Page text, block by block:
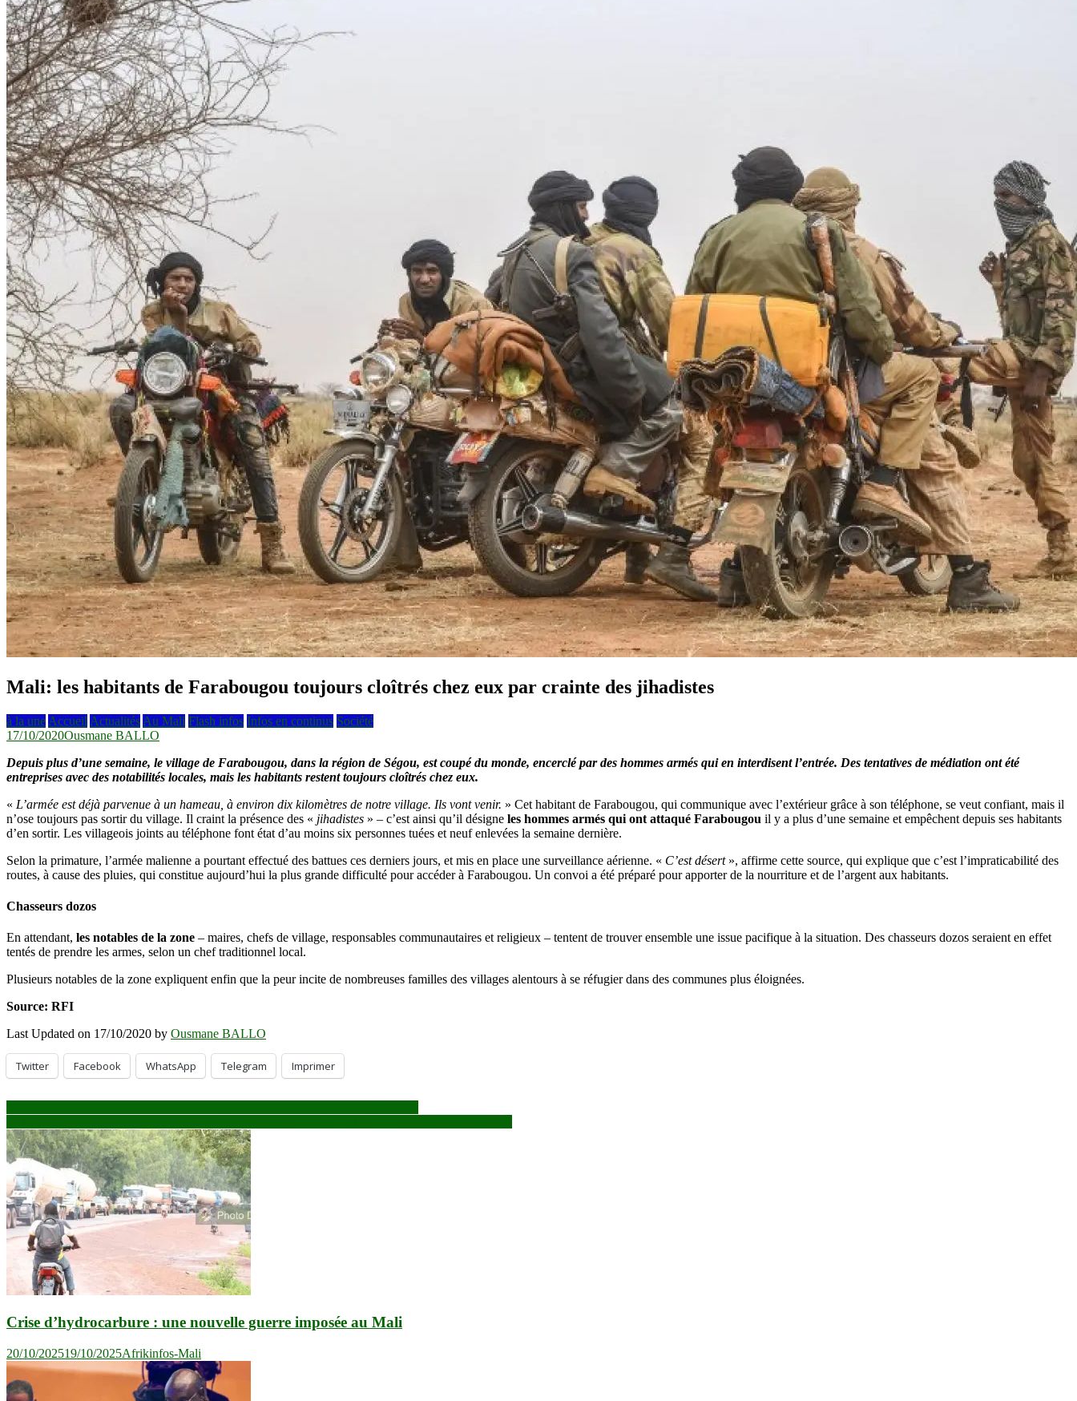
Mali: les habitants de Farabougou toujours cloîtrés chez eux par crainte des jihadistes
à la une Accueil Actualités Au Mali Flash infos Infos en continus Société
17/10/2020Ousmane BALLO
Depuis plus d’une semaine, le village de Farabougou, dans la région de Ségou, est coupé du monde, encerclé par des hommes armés qui en interdisent l’entrée. Des tentatives de médiation ont été
entreprises avec des notabilités locales, mais les habitants restent toujours cloîtrés chez eux.
« L’armée est déjà parvenue à un hameau, à environ dix kilomètres de notre village. Ils vont venir. » Cet habitant de Farabougou, qui communique avec l’extérieur grâce à son téléphone, se veut confiant, mais il
n’ose toujours pas sortir du village. Il craint la présence des « jihadistes » – c’est ainsi qu’il désigne les hommes armés qui ont attaqué Farabougou il y a plus d’une semaine et empêchent depuis ses habitants
d’en sortir. Les villageois joints au téléphone font état d’au moins six personnes tuées et neuf enlevées la semaine dernière.
Selon la primature, l’armée malienne a pourtant effectué des battues ces derniers jours, et mis en place une surveillance aérienne. « C’est désert», affirme cette source, qui explique que c’est l’impraticabilité des
routes, à cause des pluies, qui constitue aujourd’hui la plus grande difficulté pour accéder à Farabougou. Un convoi a été préparé pour apporter de la nourriture et de l’argent aux habitants.
Chasseurs dozos
En attendant, les notables de la zone – maires, chefs de village, responsables communautaires et religieux – tentent de trouver ensemble une issue pacifique à la situation. Des chasseurs dozos seraient en effet
tentés de prendre les armes, selon un chef traditionnel local.
Plusieurs notables de la zone expliquent enfin que la peur incite de nombreuses familles des villages alentours à se réfugier dans des communes plus éloignées.
Source: RFI
Last Updated on 17/10/2020 by Ousmane BALLO
Twitter Facebook WhatsApp Telegram Imprimer
Navigation
de
l’article
Crise d’hydrocarbure : une nouvelle guerre imposée au Mali
20/10/202519/10/2025Afrikinfos-Mali